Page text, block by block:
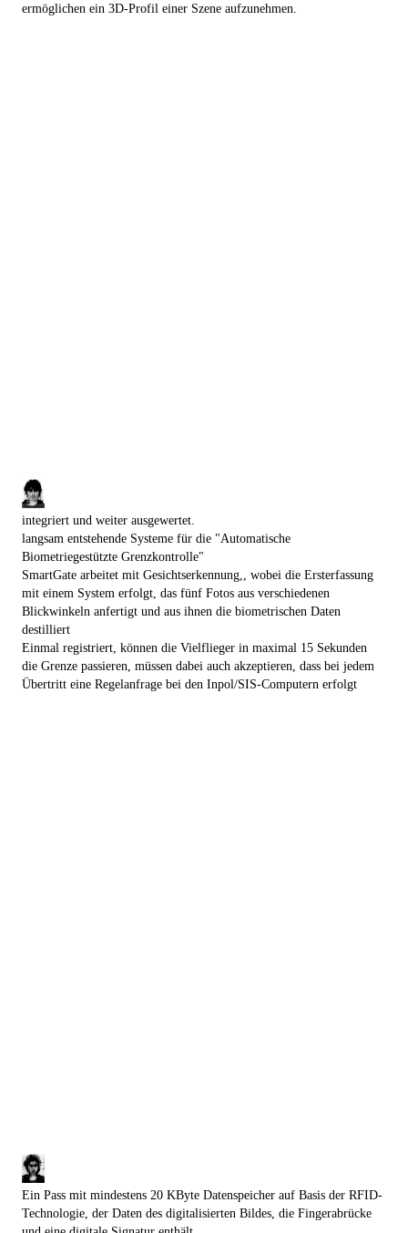
ermöglichen ein 3D-Profil einer Szene aufzunehmen.
integriert und weiter ausgewertet.
langsam entstehende Systeme für die "Automatische
Biometriegestützte Grenzkontrolle"
SmartGate arbeitet mit Gesichtserkennung,, wobei die Ersterfassung
mit einem System erfolgt, das fünf Fotos aus verschiedenen
Blickwinkeln anfertigt und aus ihnen die biometrischen Daten
destilliert
Einmal registriert, können die Vielflieger in maximal 15 Sekunden
die Grenze passieren, müssen dabei auch akzeptieren, dass bei jedem
Übertritt eine Regelanfrage bei den Inpol/SIS-Computern erfolgt
Ein Pass mit mindestens 20 KByte Datenspeicher auf Basis der RFID-
Technologie, der Daten des digitalisierten Bildes, die Fingerabrücke